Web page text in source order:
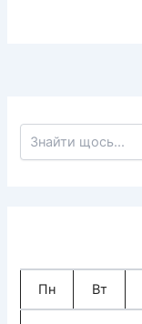
Пошук по сайту
Пн Вт